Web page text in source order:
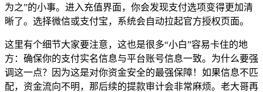
为之”的小事。进入充值界面，你会发现支付选项变得更加清
晰了。选择微信或支付宝，系统会自动拉起官方授权页面。
这里有个细节大家要注意，这也是很多“小白”容易卡住的地
方：确保你的支付实名信息与平台账号信息一致。为什么要强
调这一点？因为这是对你资金安全的最强保障！如果信息不匹
配，资金流向不明，那后续的提款审计会非常麻烦。老大哥再